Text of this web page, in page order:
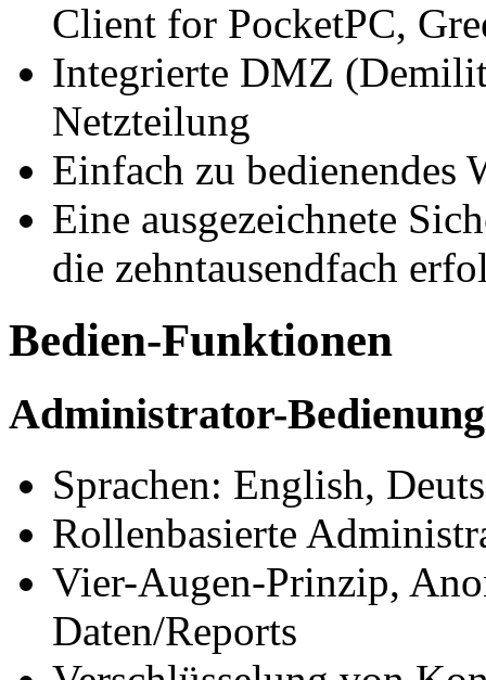
Client for PocketPC,
Integrierte DMZ
Netzteilung
Einfach zu bedienendes
Eine ausgezeichnete
die zehntausendfach
Bedien-Funktionen
Administrator-
Sprachen: English,
Rollenbasierte
Vier-Augen-Prinzip,
Daten/Reports